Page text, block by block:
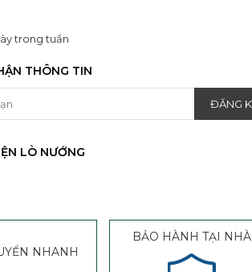
trong tuần
THÔNG TIN
LÒ NƯỚNG
NHANH
BẢO HÀNH TẠI NHÀ